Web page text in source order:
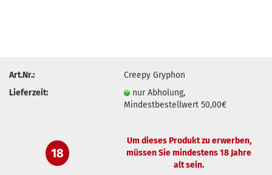
Art.Nr.:
Creepy Gryphon
Lieferzeit:
nur Abholung,
Mindestbestellwert 50,00€
18
Um dieses Produkt zu erwerben,
müssen Sie mindestens 18 Jahre
alt sein.